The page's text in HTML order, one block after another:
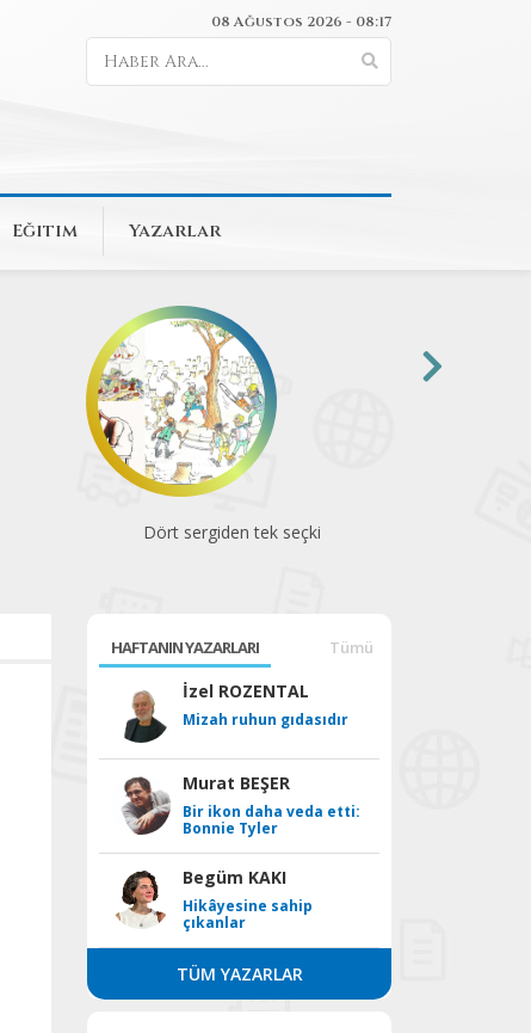
08 Ağustos 2026 - 08:17
Eğitim Yazarlar
Dört sergiden tek seçki
HAFTANIN YAZARLARI Tümü
İzel ROZENTAL
Mizah ruhun gıdasıdır
Murat BEŞER
Bir ikon daha veda etti:
Bonnie Tyler
Begüm KAKI
Hikâyesine sahip
çıkanlar
TÜM YAZARLAR